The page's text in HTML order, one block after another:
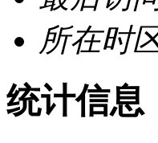
所在时
统计信息